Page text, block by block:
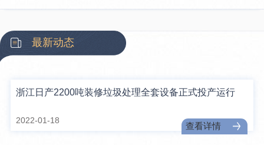
最新动态
浙江日产2200吨装修垃圾处理全套设备正式投产运行
2022-01-18
查看详情